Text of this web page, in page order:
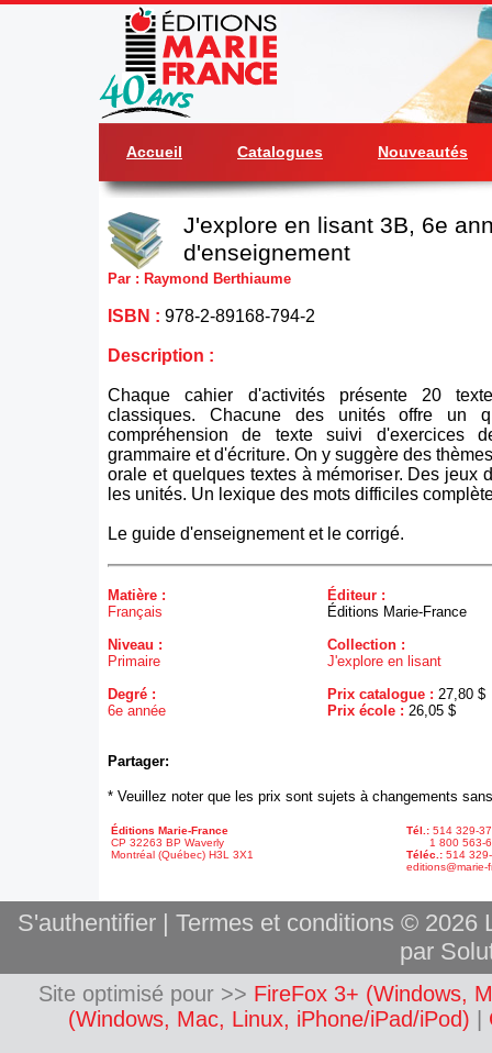
Accueil Catalogues Nouveautés
J'explore en lisant 3B, 6e
d'enseignement
Par : Raymond Berthiaume
ISBN : 978-2-89168-794-2
Description :
Chaque cahier d'activités présente 20
classiques. Chacune des unités offre un
compréhension de texte suivi d'exercices
grammaire et d'écriture. On y suggère des
orale et quelques textes à mémoriser. Des jeux
les unités. Un lexique des mots difficiles
Le guide d'enseignement et le corrigé.
Matière :
Français
Niveau :
Primaire
Degré :
6e année
Éditeur :
Éditions Marie-France
Collection :
J'explore en lisant
Prix catalogue : 27,80 $
Prix école : 26,05 $
Partager:
* Veuillez noter que les prix sont sujets à changements
Éditions Marie-France
CP 32263 BP Waverly
Montréal (Québec) H3L 3X1
Tél.: 514 329-
1 800 563-
Téléc.: 514
editions@marie-
S'authentifier| Termes et conditions © 2026
par
Site optimisé pour >> FireFox 3+ (Windows,
(Windows, Mac, Linux, iPhone/iPad/iPod)